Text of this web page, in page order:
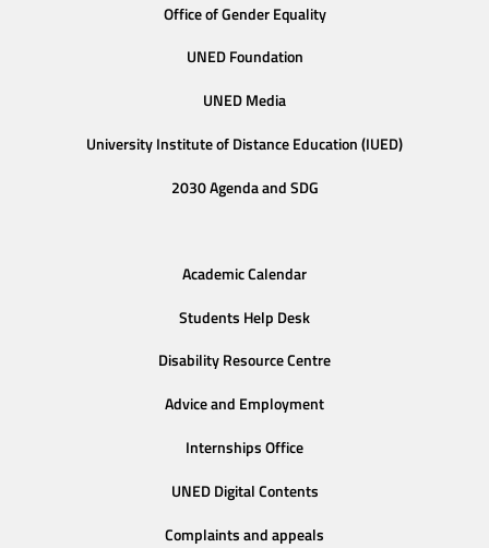
Office of Gender Equality
UNED Foundation
UNED Media
University Institute of Distance Education (IUED)
2030 Agenda and SDG
Academic Calendar
Students Help Desk
Disability Resource Centre
Advice and Employment
Internships Office
UNED Digital Contents
Complaints and appeals